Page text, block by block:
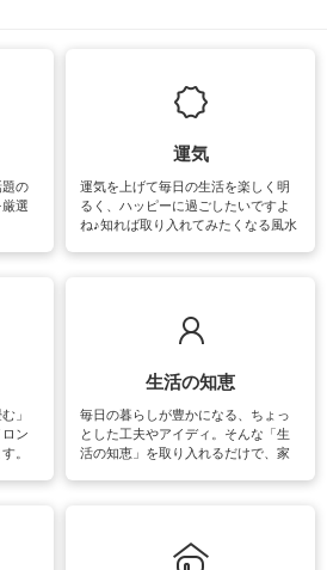
題の
選
運気
運気を上げて毎日の生活を楽しく明
るく、ハッピーに過ごしたいですよ
ね♪知れば取り入れてみたくなる風水
」
ン
。
し
生活の知恵
毎日の暮らしが豊かになる、ちょっ
とした工夫やアイディ。そんな「生
活の知恵」を取り入れるだけで、家